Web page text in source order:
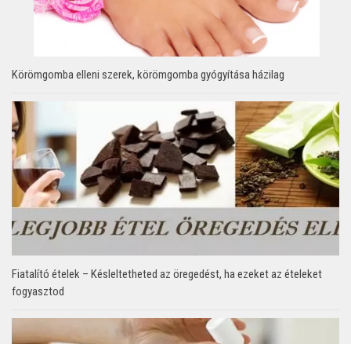
Körömgomba elleni szerek, körömgomba gyógyítása házilag
Fiatalító ételek – Késleltetheted az öregedést, ha ezeket az ételeket
fogyasztod